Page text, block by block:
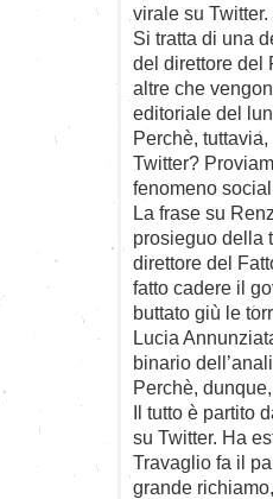
virale su Twitter.
Si tratta di una
del direttore del
altre che
editoriale del
Perchè,
Twitter?
fenomeno
La frase su
prosieguo della
direttore del
fatto cadere il
buttato giù le
Lucia
binario
Perchè,
Il tutto è partito
su Twitter. Ha
Travaglio fa il
grande